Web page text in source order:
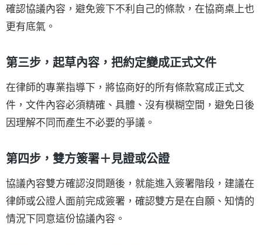
確認協議內容，避免簽下不利自己的條款，在協商桌上也
更有底氣。
第三步，起草內容，把約定變成正式文件
在律師的專業指導下，將協商好的所有條款寫成正式文
件，文件內容必須精確、具體、沒有模糊空間，避免日後
因理解不同而產生不必要的爭議。
第四步，雙方簽署＋見證或公證
協議內容雙方確認沒問題後，就能進入簽署階段，建議在
律師或公證人面前完成簽署，確認雙方是在自願、知情的
情況下同意這份協議內容。